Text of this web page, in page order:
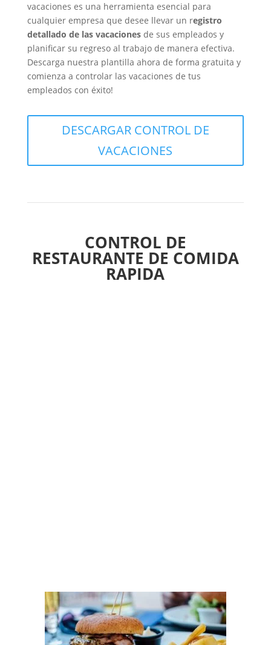
vacaciones es una herramienta esencial para
cualquier empresa que desee llevar un registro
detallado de las vacacionesde sus empleados y
planificar su regreso al trabajo de manera efectiva.
Descarga nuestra plantilla ahora de forma gratuita y
comienza a controlar las vacaciones de tus
empleados con éxito!
DESCARGAR CONTROL DE
VACACIONES
CONTROL DE
RESTAURANTE DE COMIDA
RAPIDA